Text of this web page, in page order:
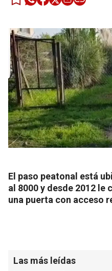
El paso peatonal está
al 8000 y desde 2012 le
una puerta con acceso
Las más leídas